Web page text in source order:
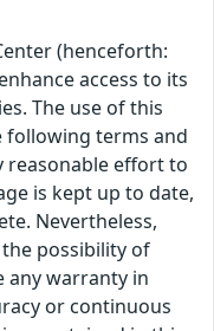
(henceforth:
access to its
The use of this
following terms and
reasonable effort to
is kept up to date,
Nevertheless,
the possibility of
any warranty in
or continuous